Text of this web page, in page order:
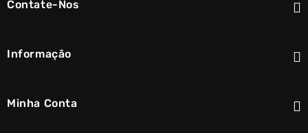
Contate-Nos
Informação
Minha Conta